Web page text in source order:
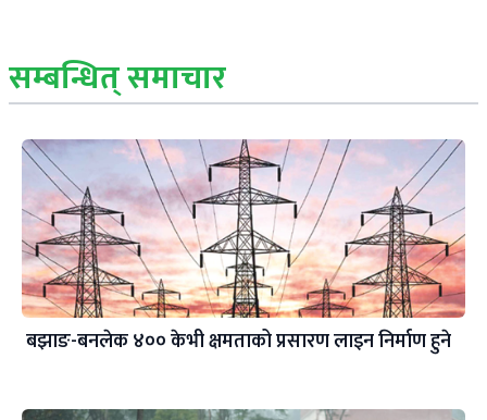
सम्बन्धित् समाचार
बझाङ-बनलेक ४०० केभी क्षमताको प्रसारण लाइन निर्माण हुने